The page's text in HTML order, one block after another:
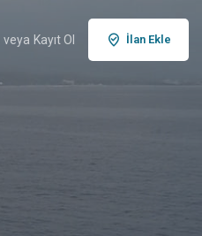
veya Kayıt Ol İlan Ekle